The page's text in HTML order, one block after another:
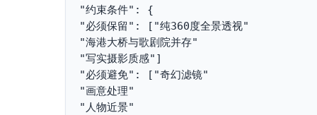
"约束条件": {
"必须保留": ["纯360度全景透视"
"海港大桥与歌剧院并存"
"写实摄影质感"]
"必须避免": ["奇幻滤镜"
"画意处理"
"人物近景"